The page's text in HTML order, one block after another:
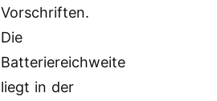
Vorschriften.
Die
Batteriereichweite
liegt in der